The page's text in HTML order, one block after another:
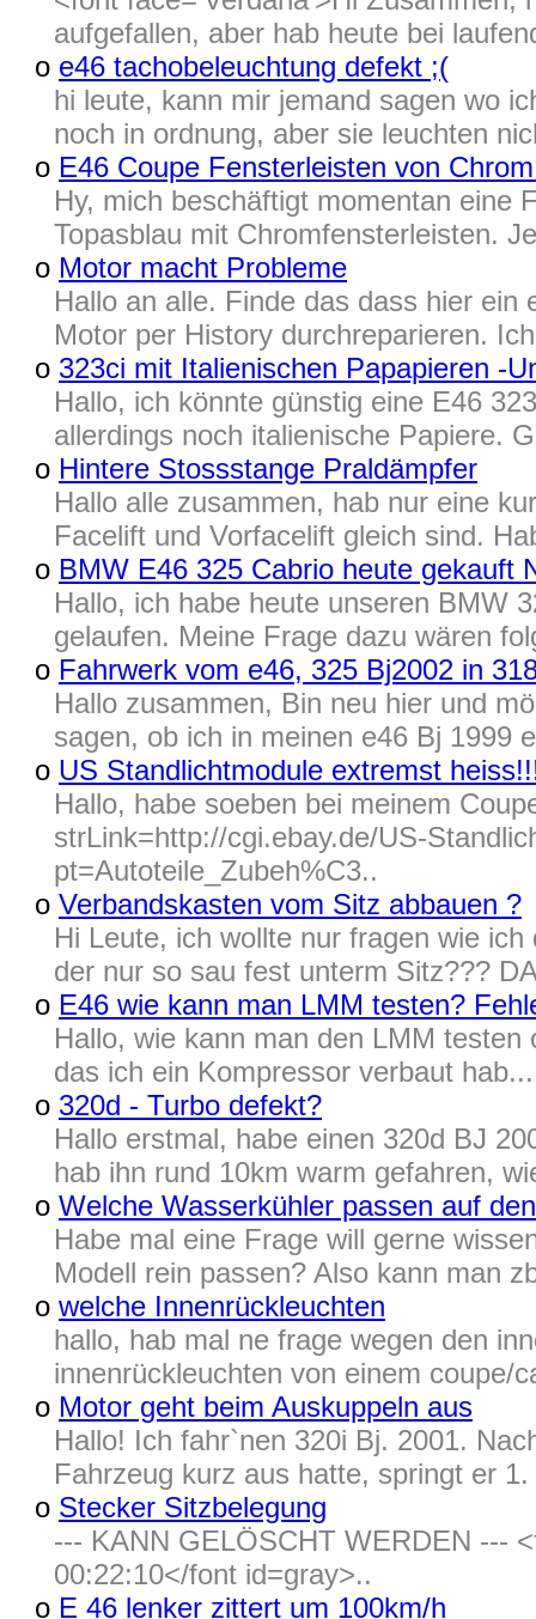
aufgefallen, aber hab heute bei
o e46 tachobeleuchtung defekt ;(
hi leute, kann mir jemand sagen wo
noch in ordnung, aber sie leuchten
o E46 Coupe Fensterleisten von
Hy, mich beschäftigt momentan eine
Topasblau mit Chromfensterleisten.
o Motor macht Probleme
Hallo an alle. Finde das dass hier
Motor per History durchreparieren.
o 323ci mit Italienischen Papapieren -
Hallo, ich könnte günstig eine E46
allerdings noch italienische Papiere.
o Hintere Stossstange Praldämpfer
Hallo alle zusammen, hab nur eine
Facelift und Vorfacelift gleich sind.
o BMW E46 325 Cabrio heute gekauft
Hallo, ich habe heute unseren BMW
gelaufen. Meine Frage dazu wären
o Fahrwerk vom e46, 325 Bj2002 in
Hallo zusammen, Bin neu hier und
sagen, ob ich in meinen e46 Bj 1999
o US Standlichtmodule extremst
Hallo, habe soeben bei meinem
strLink=http://cgi.ebay.de/US-
pt=Autoteile_Zubeh%C3..
o Verbandskasten vom Sitz abbauen ?
Hi Leute, ich wollte nur fragen wie
der nur so sau fest unterm Sitz???
o E46 wie kann man LMM testen?
Hallo, wie kann man den LMM
das ich ein Kompressor verbaut
o 320d - Turbo defekt?
Hallo erstmal, habe einen 320d BJ
hab ihn rund 10km warm gefahren,
o Welche Wasserkühler passen auf
Habe mal eine Frage will gerne
Modell rein passen? Also kann man
o welche Innenrückleuchten
hallo, hab mal ne frage wegen den
innenrückleuchten von einem coupe/
o Motor geht beim Auskuppeln aus
Hallo! Ich fahr`nen 320i Bj. 2001.
Fahrzeug kurz aus hatte, springt er
o Stecker Sitzbelegung
--- KANN GELÖSCHT WERDEN ---
00:22:10</font id=gray>..
o E 46 lenker zittert um 100km/h